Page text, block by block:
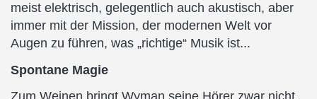
meist elektrisch, gelegentlich auch akustisch, aber
immer mit der Mission, der modernen Welt vor
Augen zu führen, was „richtige“ Musik ist...
Spontane Magie
Zum Weinen bringt Wyman seine Hörer zwar nicht,